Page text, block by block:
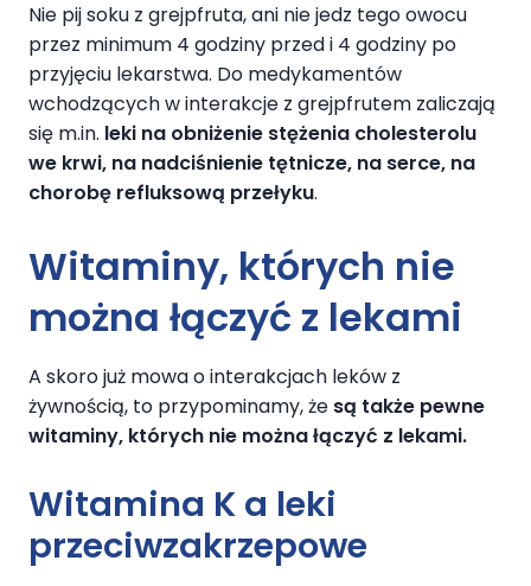
Nie pij soku z grejpfruta, ani nie jedz tego owocu
przez minimum 4 godziny przed i 4 godziny po
przyjęciu lekarstwa. Do medykamentów
wchodzących w interakcje z grejpfrutem zaliczają
się m.in. leki na obniżenie stężenia cholesterolu
we krwi, na nadciśnienie tętnicze, na serce, na
chorobę refluksową przełyku.
Witaminy, których nie
można łączyć z lekami
A skoro już mowa o interakcjach leków z
żywnością, to przypominamy, że są także pewne
witaminy, których nie można łączyć z lekami.
Witamina K a leki
przeciwzakrzepowe